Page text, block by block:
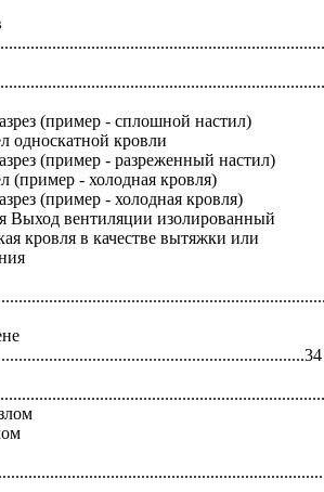
(пример - сплошной настил)
односкатной кровли
(пример - разреженный настил)
(пример - холодная кровля)
(пример - холодная кровля)
Выход вентиляции изолированный
кровля в качестве вытяжки или